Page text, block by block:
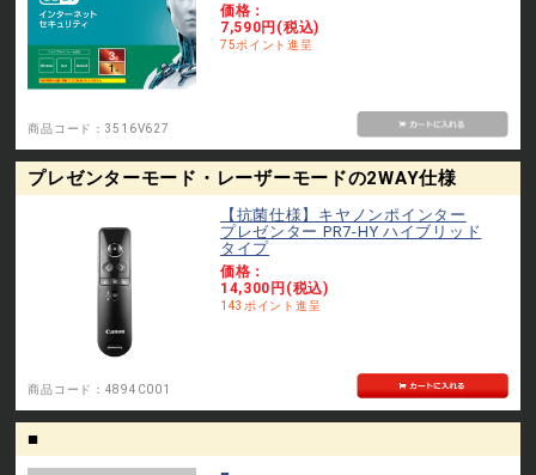
商品コード： 3516V627
価格：
7,590円(税込)
75ポイント進呈
プレゼンターモード・レーザーモードの2WAY仕様
商品コード： 4894C001
【抗菌仕様】キヤノンポインター
プレゼンター PR7-HY ハイブリッド
タイプ
価格：
14,300円(税込)
143 ポイント進呈
■